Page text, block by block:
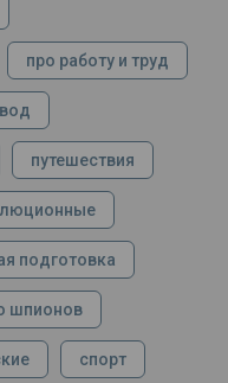
про работу и труд
путешествия
подготовка
шпионов
спорт